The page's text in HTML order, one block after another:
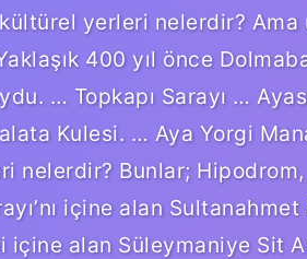
kültürel yerleri nelerdir?
400 yıl önce
… Topkapı Sarayı …
Kulesi. … Aya Yorgi
nelerdir? Bunlar;
içine alan
içine alan Süleymaniye Sit